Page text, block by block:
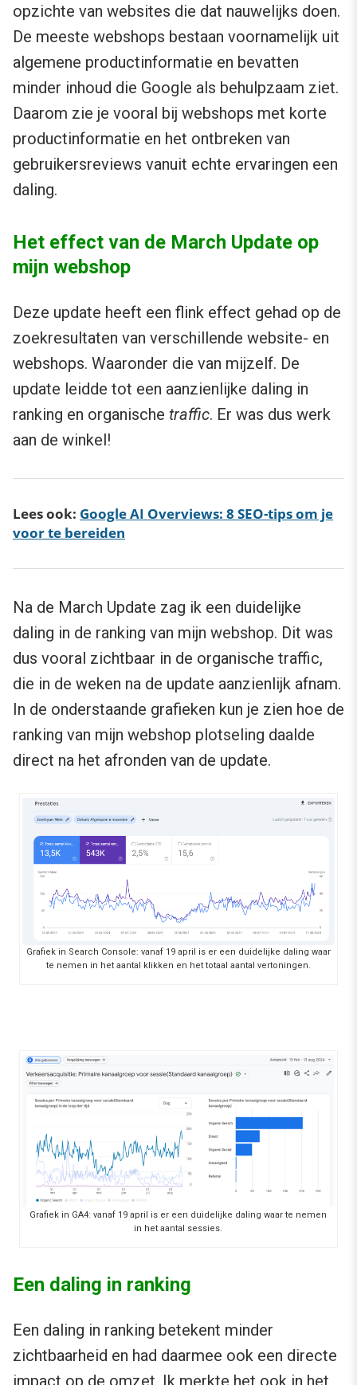
opzichte van websites die dat nauwelijks doen.
De meeste webshops bestaan voornamelijk uit
algemene productinformatie en bevatten
minder inhoud die Google als behulpzaam ziet.
Daarom zie je vooral bij webshops met korte
productinformatie en het ontbreken van
gebruikersreviews vanuit echte ervaringen een
daling.
Het effect van de March Update op
mijn webshop
Deze update heeft een flink effect gehad op de
zoekresultaten van verschillende website- en
webshops. Waaronder die van mijzelf. De
update leidde tot een aanzienlijke daling in
ranking en organische traffic. Er was dus werk
aan de winkel!
Lees ook: Google AI Overviews: 8 SEO-tips om je
voor te bereiden
Na de March Update zag ik een duidelijke
daling in de ranking van mijn webshop. Dit was
dus vooral zichtbaar in de organische traffic,
die in de weken na de update aanzienlijk afnam.
In de onderstaande grafieken kun je zien hoe de
ranking van mijn webshop plotseling daalde
direct na het afronden van de update.
Grafiek in Search Console: vanaf 19 april is er een duidelijke daling waar
te nemen in het aantal klikken en het totaal aantal vertoningen.
Grafiek in GA4: vanaf 19 april is er een duidelijke daling waar te nemen
in het aantal sessies.
Een daling in ranking
Een daling in ranking betekent minder
zichtbaarheid en had daarmee ook een directe
impact op de omzet. Ik merkte het ook in het